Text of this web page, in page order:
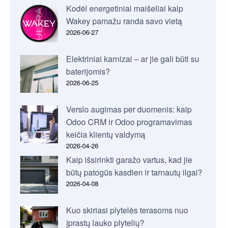
Kodėl energetiniai maišeliai kaip
Wakey pamažu randa savo vietą
2026-06-27
Elektriniai karnizai – ar jie gali būti su
baterijomis?
2026-06-25
Verslo augimas per duomenis: kaip
Odoo CRM ir Odoo programavimas
keičia klientų valdymą
2026-04-26
Kaip išsirinkti garažo vartus, kad jie
būtų patogūs kasdien ir tarnautų ilgai?
2026-04-08
Kuo skiriasi plytelės terasoms nuo
įprastų lauko plytelių?